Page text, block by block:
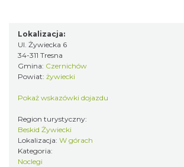
Lokalizacja:
Ul. Żywiecka 6
34-311 Tresna
Gmina: Czernichów
Powiat: żywiecki
Pokaż wskazówki dojazdu
Region turystyczny:
Beskid Żywiecki
Lokalizacja: W górach
Kategoria:
Noclegi